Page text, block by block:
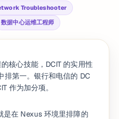
Troubleshooter
数据中心运维工程师
核心技能，DCIT 的实用性
排第一。银行和电信的 DC
作为加分项。
是在 Nexus 环境里排障的